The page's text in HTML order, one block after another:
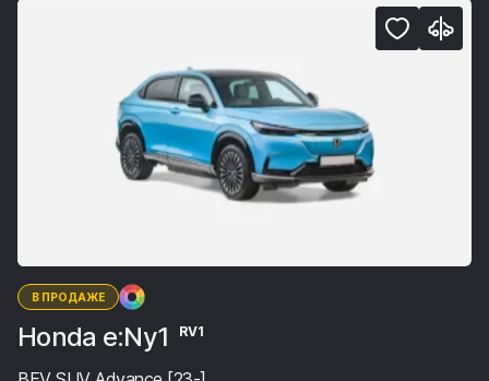
В ПРОДАЖЕ
Honda e:Ny1 RV1